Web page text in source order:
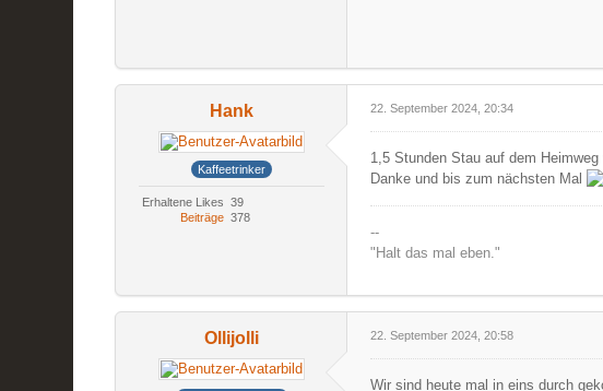
Hank
Kaffeetrinker
Erhaltene Likes 39
Beiträge 378
22. September 2024, 20:34
1,5 Stunden Stau auf dem
Danke und bis zum nächsten Mal
--
"Halt das mal eben."
Ollijolli 22. September 2024, 20:58
Wir sind heute mal in eins durch